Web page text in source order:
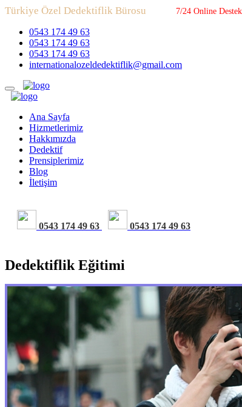
Türkiye Özel Dedektiflik Bürosu 7/24 Online
0543 174 49 63
0543 174 49 63
0543 174 49 63
internationalozeldedektiflik@gmail.com
Ana Sayfa
Hizmetlerimiz
Hakkımızda
Dedektif
Prensiplerimiz
Blog
İletişim
0543 174 49 63 0543 174 49 63
Dedektiflik Eğitimi